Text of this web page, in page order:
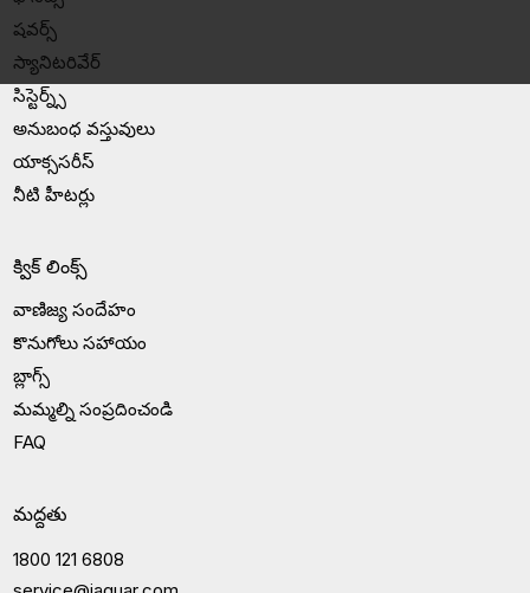
షవర్స్
స్యానిటరివేర్
సిస్టెర్న్స్
అనుబంధ వస్తువులు
యాక్ససరీస్
నీటి హీటర్లు
క్విక్ లింక్స్
వాణిజ్య సందేహం
కొనుగోలు సహాయం
బ్లాగ్స్
మమ్మల్ని సంప్రదించండి
FAQ
మద్దతు
1800 121 6808